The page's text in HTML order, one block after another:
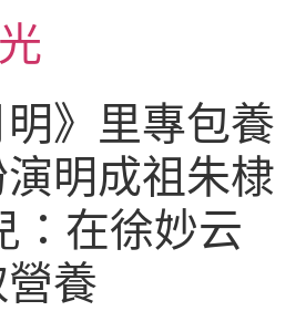
明》里專包養
明成祖朱棣
：在徐妙云
養